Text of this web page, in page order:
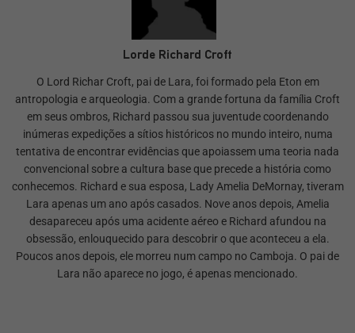
Lorde Richard Croft
O Lord Richar Croft, pai de Lara, foi formado pela Eton em
antropologia e arqueologia. Com a grande fortuna da família Croft
em seus ombros, Richard passou sua juventude coordenando
inúmeras expedições a sítios históricos no mundo inteiro, numa
tentativa de encontrar evidências que apoiassem uma teoria nada
convencional sobre a cultura base que precede a história como
conhecemos. Richard e sua esposa, Lady Amelia DeMornay, tiveram
Lara apenas um ano após casados. Nove anos depois, Amelia
desapareceu após uma acidente aéreo e Richard afundou na
obsessão, enlouquecido para descobrir o que aconteceu a ela.
Poucos anos depois, ele morreu num campo no Camboja. O pai de
Lara não aparece no jogo, é apenas mencionado.